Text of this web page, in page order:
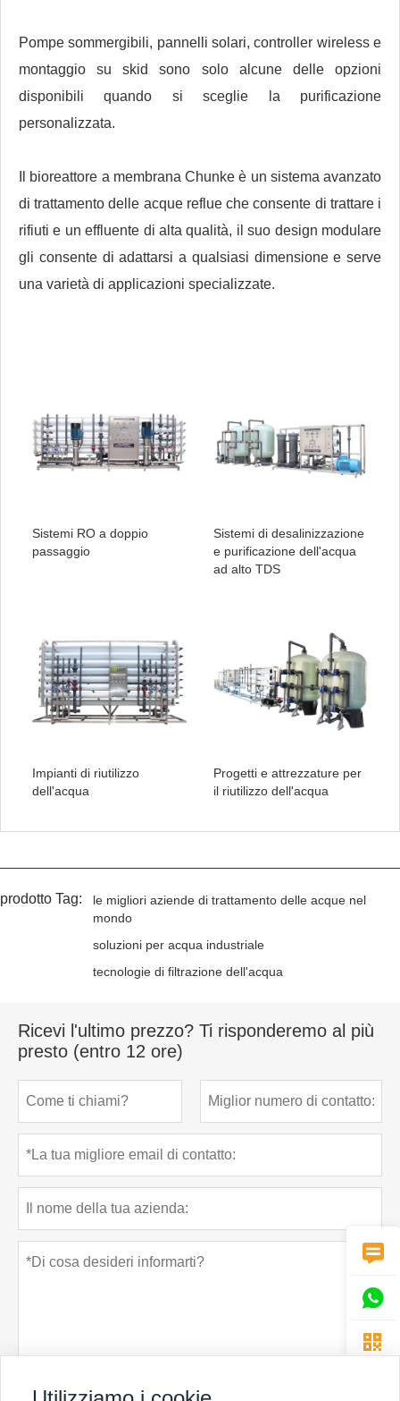
Pompe sommergibili, pannelli solari, controller wireless e
montaggio su skid sono solo alcune delle opzioni
disponibili quando si sceglie la purificazione
personalizzata.
Il bioreattore a membrana Chunke è un sistema avanzato
di trattamento delle acque reflue che consente di trattare i
rifiuti e un effluente di alta qualità, il suo design modulare
gli consente di adattarsi a qualsiasi dimensione e serve
una varietà di applicazioni specializzate.
Sistemi RO a doppio
passaggio
Sistemi di desalinizzazione
e purificazione dell'acqua
ad alto TDS
Impianti di riutilizzo
dell'acqua
Progetti e attrezzature per
il riutilizzo dell'acqua
prodotto Tag:
le migliori aziende di trattamento delle acque nel
mondo
soluzioni per acqua industriale
tecnologie di filtrazione dell'acqua
Ricevi l'ultimo prezzo? Ti risponderemo al più
presto (entro 12 ore)


